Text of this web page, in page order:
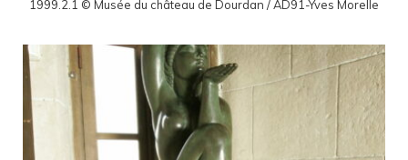
1999.2.1 © Musée du château de Dourdan / AD91-Yves Morelle